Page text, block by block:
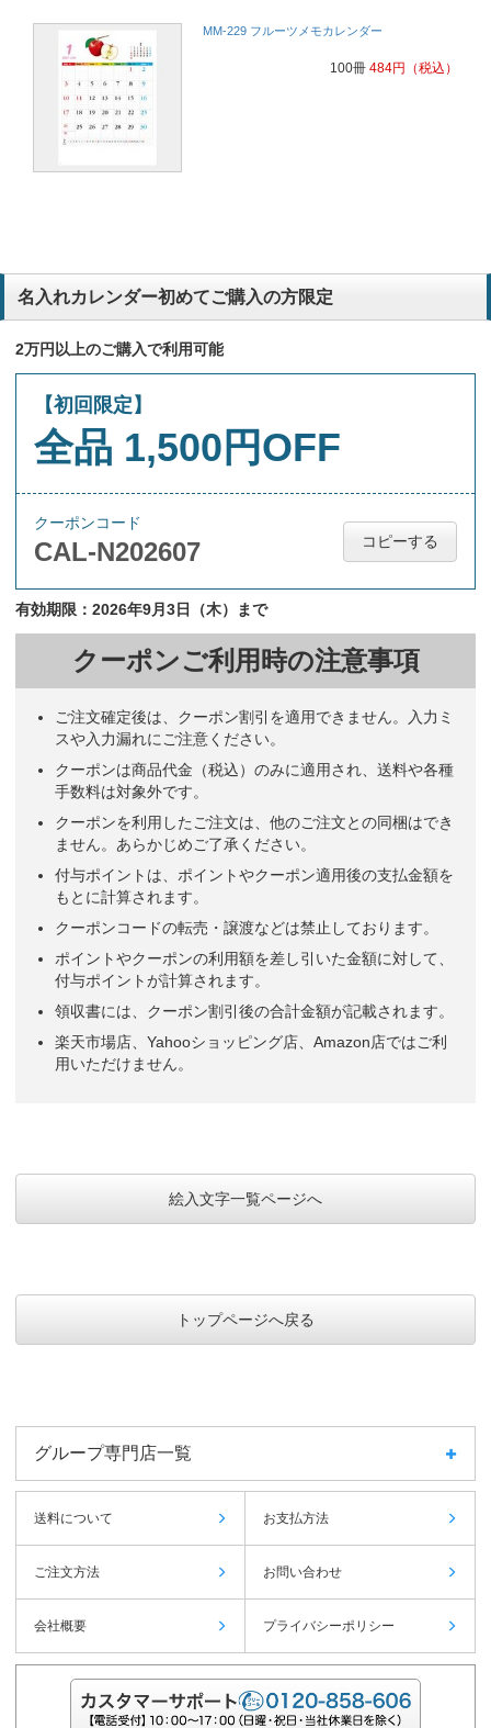
MM-229 フルーツメモカレンダー
100冊 484円 （税込）
名入れカレンダー初めてご購入の方限定
2万円以上のご購入で利用可能
【初回限定】
全品 1,500円OFF
クーポンコード
CAL-N202607 コピーする
有効期限：2026年9月3日（木）まで
クーポンご利用時の注意事項
ご注文確定後は、クーポン割引を適用できません。入力ミ
スや入力漏れにご注意ください。
クーポンは商品代金（税込）のみに適用され、送料や各種
手数料は対象外です。
クーポンを利用したご注文は、他のご注文との同梱はでき
ません。あらかじめご了承ください。
付与ポイントは、ポイントやクーポン適用後の支払金額を
もとに計算されます。
クーポンコードの転売・譲渡などは禁止しております。
ポイントやクーポンの利用額を差し引いた金額に対して、
付与ポイントが計算されます。
領収書には、クーポン割引後の合計金額が記載されます。
楽天市場店、Yahooショッピング店、Amazon店ではご利
用いただけません。
絵入文字一覧ページへ
トップページへ戻る
グループ専門店一覧
送料について お支払方法
ご注文方法 お問い合わせ
会社概要 プライバシーポリシー